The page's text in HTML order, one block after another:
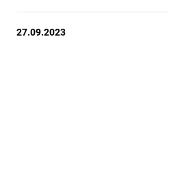
27.09.2023